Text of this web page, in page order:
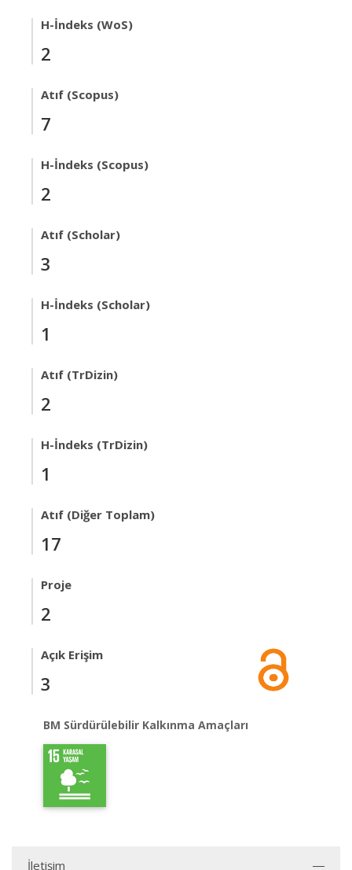
H-İndeks (WoS)
2
Atıf (Scopus)
7
H-İndeks (Scopus)
2
Atıf (Scholar)
3
H-İndeks (Scholar)
1
Atıf (TrDizin)
2
H-İndeks (TrDizin)
1
Atıf (Diğer Toplam)
17
Proje
2
Açık Erişim
3
BM Sürdürülebilir Kalkınma Amaçları
İletişim